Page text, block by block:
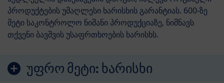
პროდუქტების უმაღლესი ხარისხის გარანტიას. 600-ზე
მეტი საკონტროლო ნიშანი პროდუქციაზე, ნიშნავს
თქვენი ბავშვის უსაფრთხოების ხარისხს.
უფრო მეტი: ხარისხი